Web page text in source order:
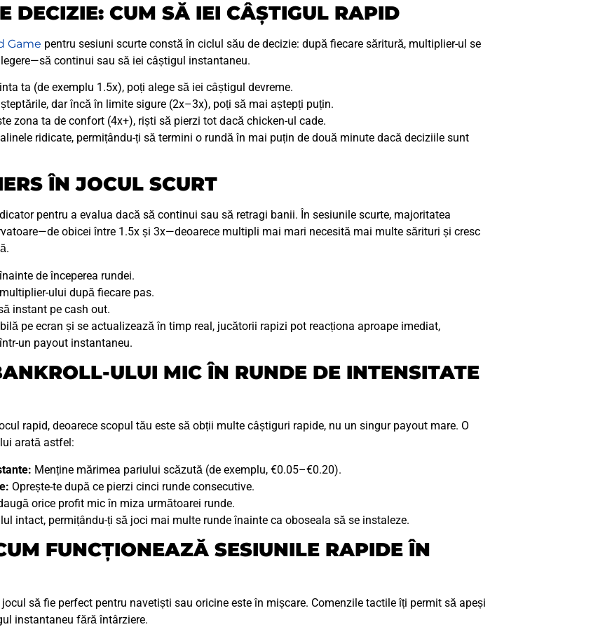
DECIZIE: CUM SĂ IEI CÂȘTIGUL RAPID
Game pentru sesiuni scurte constă în ciclul său de decizie: după fiecare săritură, multiplier-ul se
continui sau să iei câștigul instantaneu.
ta (de exemplu 1.5x), poți alege să iei câștigul devreme.
dar încă în limite sigure (2x–3x), poți să mai aștepți puțin.
zona ta de confort (4x+), riști să pierzi tot dacă chicken-ul cade.
ridicate, permițându-ți să termini o rundă în mai puțin de două minute dacă deciziile sunt
ÎN JOCUL SCURT
pentru a evalua dacă să continui sau să retragi banii. În sesiunile scurte, majoritatea
obicei între 1.5x și 3x—deoarece multipli mai mari necesită mai multe sărituri și cresc
de începerea rundei.
ului după fiecare pas.
instant pe cash out.
pe ecran și se actualizează în timp real, jucătorii rapizi pot reacționa aproape imediat,
un payout instantaneu.
ULUI MIC ÎN RUNDE DE INTENSITATE
rapid, deoarece scopul tău este să obții multe câștiguri rapide, nu un singur payout mare. O
arată astfel:
Menține mărimea pariului scăzută (de exemplu, €0.05–€0.20).
Oprește-te după ce pierzi cinci runde consecutive.
orice profit mic în miza următoarei runde.
intact, permițându-ți să joci mai multe runde înainte ca oboseala să se instaleze.
FUNCȚIONEAZĂ SESIUNILE RAPIDE ÎN
să fie perfect pentru navetiști sau oricine este în mișcare. Comenzile tactile îți permit să apeși
instantaneu fără întârziere.